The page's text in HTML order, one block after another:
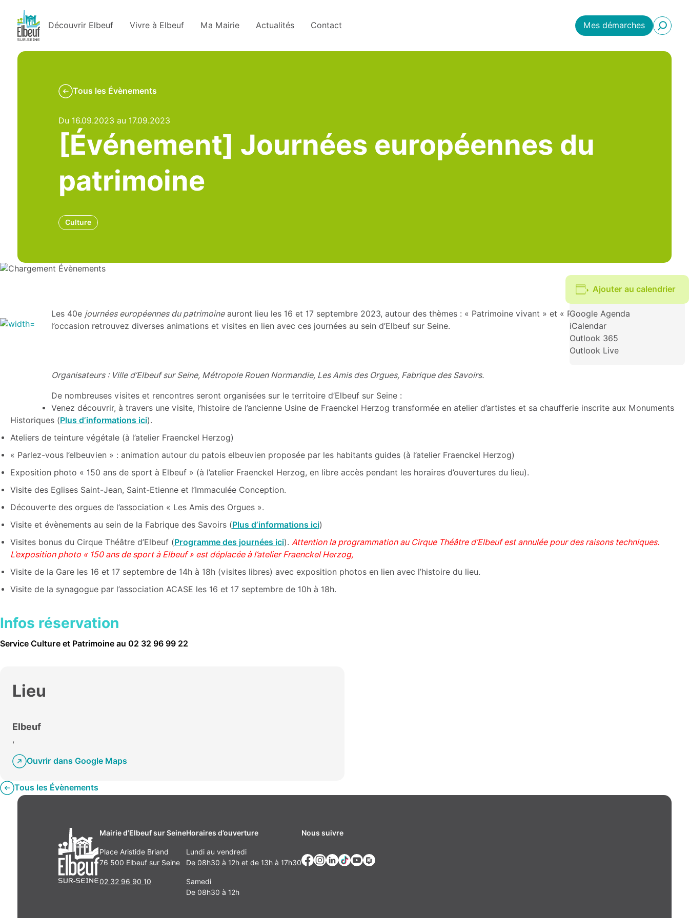
Découvrir Elbeuf Vivre à Elbeuf Ma Mairie Actualités Contact Mes démarches
Tous les Évènements
Du 16.09.2023 au 17.09.2023
[Événement] Journées européennes du
patrimoine
Culture
Ajouter au calendrier
Google Agenda
iCalendar
Outlook 365
Outlook Live
Les 40e journées européennes du patrimoineauront lieu les 16 et 17 septembre 2023, autour des thèmes : « Patrimoine vivant » et « Patrimoine du sport ». Pour
l’occasion retrouvez diverses animations et visites en lien avec ces journées au sein d’Elbeuf sur Seine.
Organisateurs : Ville d’Elbeuf sur Seine, Métropole Rouen Normandie, Les Amis des Orgues, Fabrique des Savoirs.
De nombreuses visites et rencontres seront organisées sur le territoire d’Elbeuf sur Seine :
Venez découvrir, à travers une visite, l’histoire de l’ancienne Usine de Fraenckel Herzog transformée en atelier d’artistes et sa chaufferie inscrite aux Monuments
Historiques (Plus d’informations ici).
Ateliers de teinture végétale (à l’atelier Fraenckel Herzog)
« Parlez-vous l’elbeuvien » : animation autour du patois elbeuvien proposée par les habitants guides (à l’atelier Fraenckel Herzog)
Exposition photo « 150 ans de sport à Elbeuf » (à l’atelier Fraenckel Herzog, en libre accès pendant les horaires d’ouvertures du lieu).
Visite des Eglises Saint-Jean, Saint-Etienne et l’Immaculée Conception.
Découverte des orgues de l’association « Les Amis des Orgues ».
Visite et évènements au sein de la Fabrique des Savoirs (Plus d’informations ici)
Visites bonus du Cirque Théâtre d’Elbeuf (Programme des journées ici). Attention la programmation au Cirque Théâtre d’Elbeuf est annulée pour des raisons techniques.
L’exposition photo « 150 ans de sport à Elbeuf » est déplacée à l’atelier Fraenckel Herzog,
Visite de la Gare les 16 et 17 septembre de 14h à 18h (visites libres) avec exposition photos en lien avec l’histoire du lieu.
Visite de la synagogue par l’association ACASE les 16 et 17 septembre de 10h à 18h.
Infos réservation
Service Culture et Patrimoine au 02 32 96 99 22
Lieu
Elbeuf
,
Ouvrir dans Google Maps
Tous les Évènements
Mairie d’Elbeuf sur Seine
Place Aristide Briand
76 500 Elbeuf sur Seine
02 32 96 90 10
Horaires d’ouverture
Lundi au vendredi
De 08h30 à 12h et de 13h à 17h30
Samedi
De 08h30 à 12h
Nous suivre